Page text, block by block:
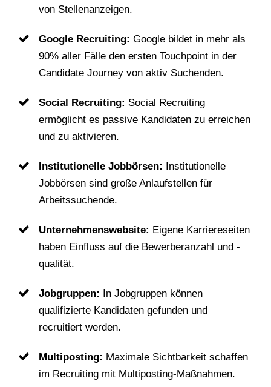
von Stellenanzeigen.
Google Recruiting: Google bildet in mehr als
90% aller Fälle den ersten Touchpoint in der
Candidate Journey von aktiv Suchenden.
Social Recruiting: Social Recruiting
ermöglicht es passive Kandidaten zu erreichen
und zu aktivieren.
Institutionelle Jobbörsen: Institutionelle
Jobbörsen sind große Anlaufstellen für
Arbeitssuchende.
Unternehmenswebsite: Eigene Karriereseiten
haben Einfluss auf die Bewerberanzahl und -
qualität.
Jobgruppen: In Jobgruppen können
qualifizierte Kandidaten gefunden und
recruitiert werden.
Multiposting: Maximale Sichtbarkeit schaffen
im Recruiting mit Multiposting-Maßnahmen.